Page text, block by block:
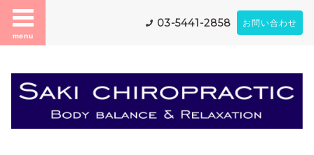
menu
03-5441-2858 お問い合わせ